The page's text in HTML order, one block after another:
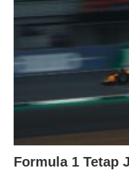
Formula 1 Tetap